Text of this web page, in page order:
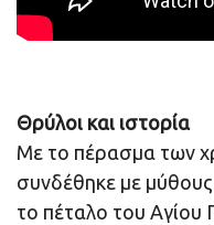
Θρύλοι και ιστορία
Με το πέρασμα των
συνδέθηκε με
το πέταλο του Αγίου